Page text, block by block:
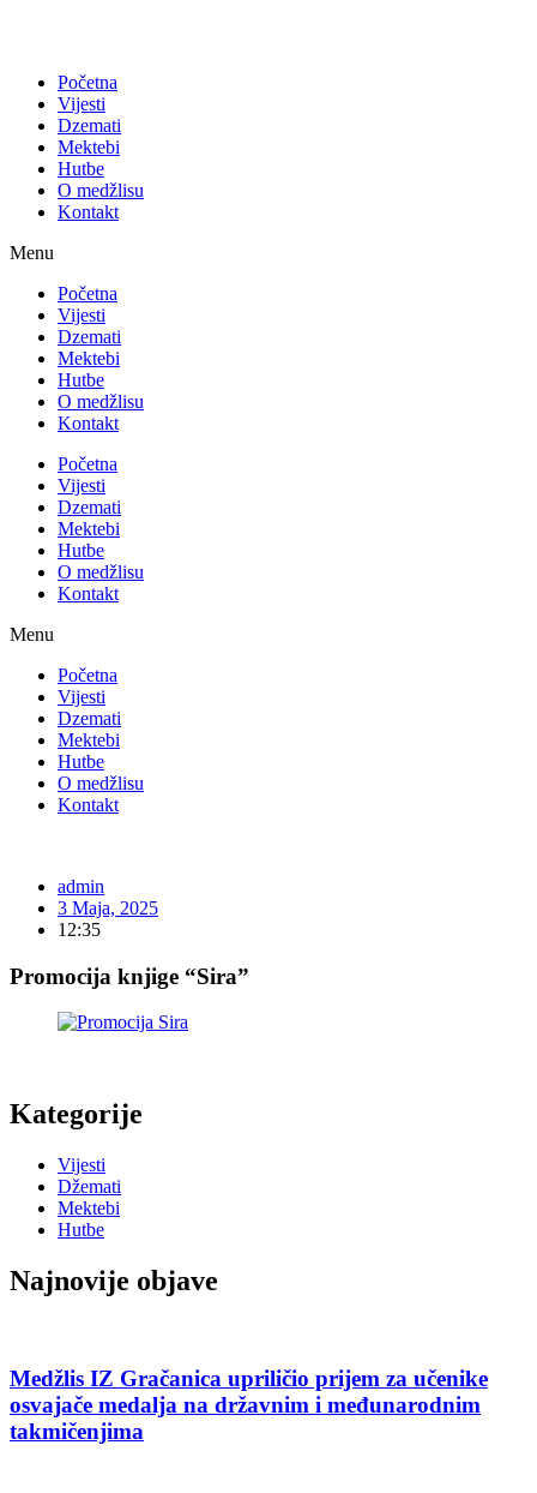
Početna
Vijesti
Dzemati
Mektebi
Hutbe
O medžlisu
Kontakt
Menu
Početna
Vijesti
Dzemati
Mektebi
Hutbe
O medžlisu
Kontakt
Početna
Vijesti
Dzemati
Mektebi
Hutbe
O medžlisu
Kontakt
Menu
Početna
Vijesti
Dzemati
Mektebi
Hutbe
O medžlisu
Kontakt
admin
3 Maja, 2025
12:35
Promocija knjige “Sira”
Kategorije
Vijesti
Džemati
Mektebi
Hutbe
Najnovije objave
Medžlis IZ Gračanica upriličio prijem za učenike
osvajače medalja na državnim i međunarodnim
takmičenjima